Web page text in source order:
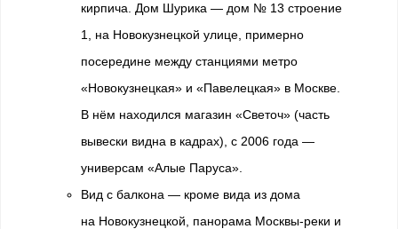
кирпича. Дом Шурика — дом № 13 строение
1, на Новокузнецкой улице, примерно
посередине между станциями метро
«Новокузнецкая» и «Павелецкая» в Москве.
В нём находился магазин «Светоч» (часть
вывески видна в кадрах), с 2006 года —
универсам «Алые Паруса».
Вид с балкона — кроме вида из дома
на Новокузнецкой, панорама Москвы-реки и